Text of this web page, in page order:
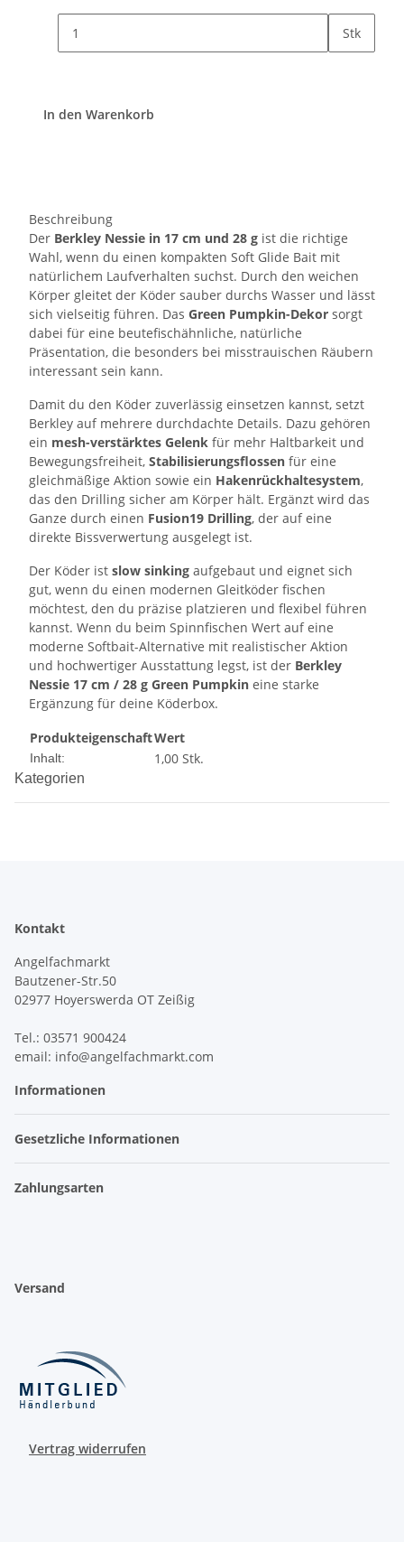
Stk
In den Warenkorb
Beschreibung
Der Berkley Nessie in 17 cm und 28 g ist die richtige
Wahl, wenn du einen kompakten Soft Glide Bait mit
natürlichem Laufverhalten suchst. Durch den weichen
Körper gleitet der Köder sauber durchs Wasser und lässt
sich vielseitig führen. Das Green Pumpkin-Dekor sorgt
dabei für eine beutefischähnliche, natürliche
Präsentation, die besonders bei misstrauischen Räubern
interessant sein kann.
Damit du den Köder zuverlässig einsetzen kannst, setzt
Berkley auf mehrere durchdachte Details. Dazu gehören
ein mesh-verstärktes Gelenk für mehr Haltbarkeit und
Bewegungsfreiheit, Stabilisierungsflossen für eine
gleichmäßige Aktion sowie ein Hakenrückhaltesystem,
das den Drilling sicher am Körper hält. Ergänzt wird das
Ganze durch einen Fusion19 Drilling, der auf eine
direkte Bissverwertung ausgelegt ist.
Der Köder ist slow sinking aufgebaut und eignet sich
gut, wenn du einen modernen Gleitköder fischen
möchtest, den du präzise platzieren und flexibel führen
kannst. Wenn du beim Spinnfischen Wert auf eine
moderne Softbait-Alternative mit realistischer Aktion
und hochwertiger Ausstattung legst, ist der Berkley
Nessie 17 cm / 28 g Green Pumpkin eine starke
Ergänzung für deine Köderbox.
ProdukteigenschaftWert
Inhalt: 1,00 Stk.
Kategorien
Kontakt
Angelfachmarkt
Bautzener-Str.50
02977 Hoyerswerda OT Zeißig
Tel.: 03571 900424
email: info@angelfachmarkt.com
Informationen
Gesetzliche Informationen
Zahlungsarten
Versand
Vertrag widerrufen